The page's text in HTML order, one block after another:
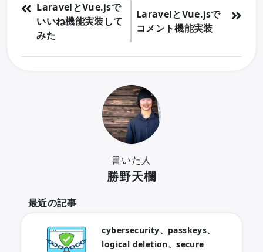
LaravelとVue.jsで
いいね機能実装して
みた
LaravelとVue.jsで
コメント機能実装
書いた人
勝野天欄
最近の記事
cybersecurity、passkeys、
logical deletion、secure